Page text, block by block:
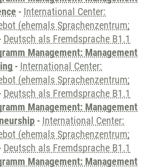
- International Center:
(ehemals Sprachenzentrum;
Deutsch als Fremdsprache B1.1
Management: Management
- International Center:
(ehemals Sprachenzentrum;
Deutsch als Fremdsprache B1.1
Management: Management
- International Center:
(ehemals Sprachenzentrum;
Deutsch als Fremdsprache B1.1
Management: Management